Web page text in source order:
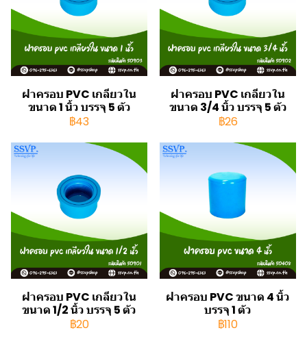
ฝาครอบ PVC เกลียวใน
ขนาด 1 นิ้ว บรรจุ 5 ตัว
฿43
ฝาครอบ PVC เกลียวใน
ขนาด 3/4 นิ้ว บรรจุ 5 ตัว
฿26
ฝาครอบ PVC เกลียวใน
ขนาด 1/2 นิ้ว บรรจุ 5 ตัว
฿20
ฝาครอบ PVC ขนาด 4 นิ้ว
บรรจุ 1 ตัว
฿110